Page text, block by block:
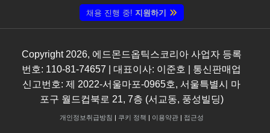
채용 진행 중! 지원하기
Copyright 2026, 에드몬드옵틱스코리아 사업자 등록
번호: 110-81-74657 | 대표이사: 이준호 | 통신판매업
신고번호: 제 2022-서울마포-0965호, 서울특별시 마
포구 월드컵북로 21, 7층 (서교동, 풍성빌딩)
개인정보취급방침 쿠키 정책 이용약관| 접근성